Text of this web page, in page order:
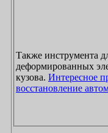
Также инструмента
деформированных
кузова. Интересное